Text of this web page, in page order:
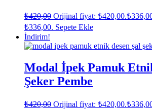
₺420,00 Orijinal fiyat: ₺420,00.₺
₺336,00. Sepete Ekle
İndirim!
Modal İpek Pamuk
Şeker Pembe
₺420,00 Orijinal fiyat: ₺420,00.₺